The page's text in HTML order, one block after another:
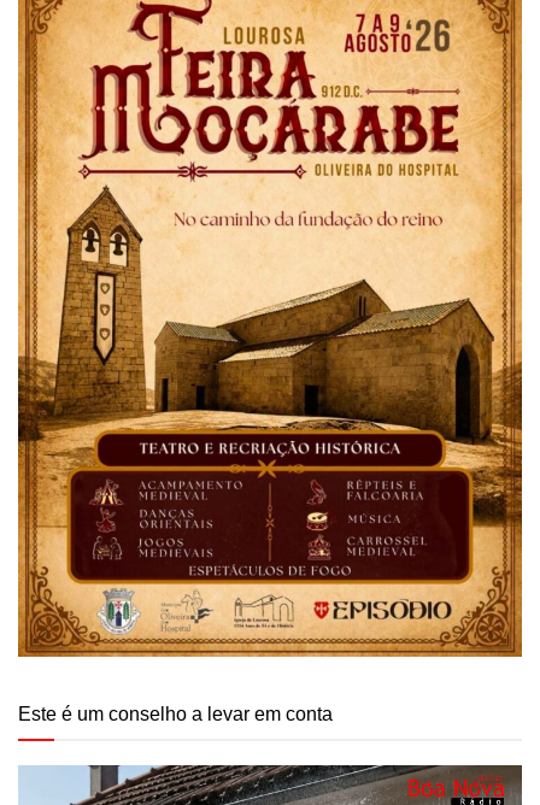
Este é um conselho a levar em conta